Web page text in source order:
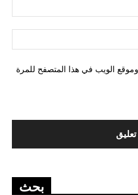
الويب في هذا المتصفح للمرة
بحث